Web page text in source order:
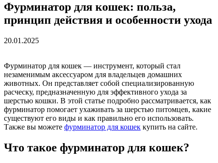
Фурминатор для кошек: польза,
принцип действия и особенности ухода
20.01.2025
Фурминатор для кошек — инструмент, который стал
незаменимым аксессуаром для владельцев домашних
животных. Он представляет собой специализированную
расческу, предназначенную для эффективного ухода за
шерстью кошки. В этой статье подробно рассматривается, как
фурминатор помогает ухаживать за шерстью питомцев, какие
существуют его виды и как правильно его использовать.
Также вы можете фурминатор для кошек купить на сайте.
Что такое фурминатор для кошек?